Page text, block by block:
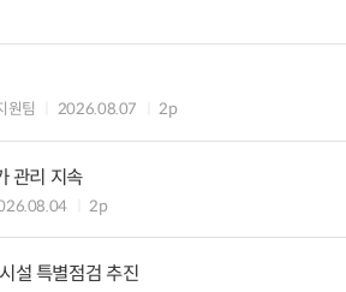
원팀 2026.08.07 2p
관리 지속
2p
설 특별점검 추진